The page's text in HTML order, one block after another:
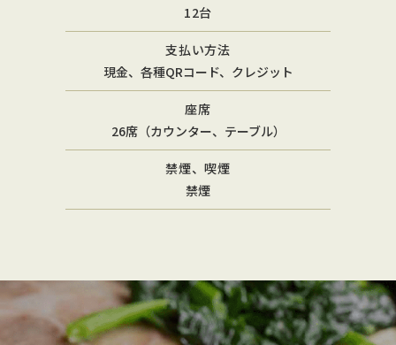
12台
支払い方法
現金、各種QRコード、クレジット
座席
26席（カウンター、テーブル）
禁煙、喫煙
禁煙